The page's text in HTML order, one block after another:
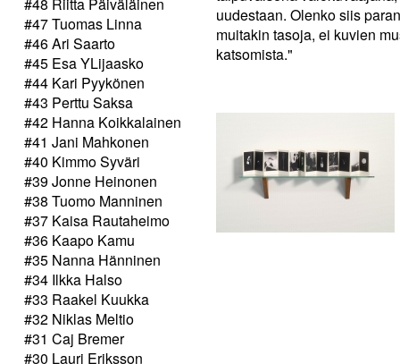
#47 Tuomas Linna
#46 Ari Saarto
#45 Esa YLijaasko
#44 Kari Pyykönen
#43 Perttu Saksa
#42 Hanna Koikkalainen
#41 Jani Mahkonen
#40 Kimmo Syväri
#39 Jonne Heinonen
#38 Tuomo Manninen
#37 Kaisa Rautaheimo
#36 Kaapo Kamu
#35 Nanna Hänninen
#34 Ilkka Halso
#33 Raakel Kuukka
#32 Niklas Meltio
#31 Caj Bremer
#30 Lauri Eriksson
uudestaan. Olenko siis
muitakin tasoja, ei kuvien
katsomista."